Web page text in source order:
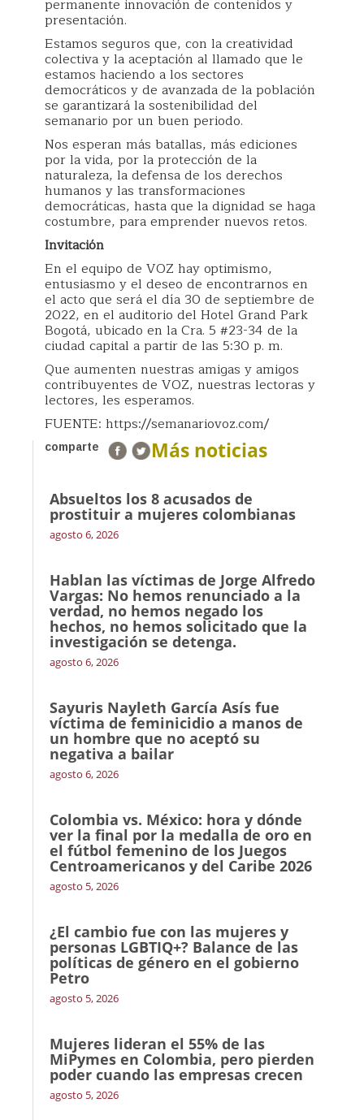
permanente innovación de contenidos y
presentación.
Estamos seguros que, con la creatividad
colectiva y la aceptación al llamado que le
estamos haciendo a los sectores
democráticos y de avanzada de la población
se garantizará la sostenibilidad del
semanario por un buen periodo.
Nos esperan más batallas, más ediciones
por la vida, por la protección de la
naturaleza, la defensa de los derechos
humanos y las transformaciones
democráticas, hasta que la dignidad se haga
costumbre, para emprender nuevos retos.
Invitación
En el equipo de VOZ hay optimismo,
entusiasmo y el deseo de encontrarnos en
el acto que será el día 30 de septiembre de
2022, en el auditorio del Hotel Grand Park
Bogotá, ubicado en la Cra. 5 #23-34 de la
ciudad capital a partir de las 5:30 p. m.
Que aumenten nuestras amigas y amigos
contribuyentes de VOZ, nuestras lectoras y
lectores, les esperamos.
FUENTE: https://semanariovoz.com/
comparte Más noticias
Absueltos los 8 acusados de
prostituir a mujeres colombianas
agosto 6, 2026
Hablan las víctimas de Jorge Alfredo
Vargas: No hemos renunciado a la
verdad, no hemos negado los
hechos, no hemos solicitado que la
investigación se detenga.
agosto 6, 2026
Sayuris Nayleth García Asís fue
víctima de feminicidio a manos de
un hombre que no aceptó su
negativa a bailar
agosto 6, 2026
Colombia vs. México: hora y dónde
ver la final por la medalla de oro en
el fútbol femenino de los Juegos
Centroamericanos y del Caribe 2026
agosto 5, 2026
¿El cambio fue con las mujeres y
personas LGBTIQ+? Balance de las
políticas de género en el gobierno
Petro
agosto 5, 2026
Mujeres lideran el 55% de las
MiPymes en Colombia, pero pierden
poder cuando las empresas crecen
agosto 5, 2026